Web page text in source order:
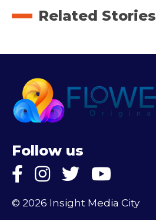
Related Stories
Follow us
© 2026 Insight Media City